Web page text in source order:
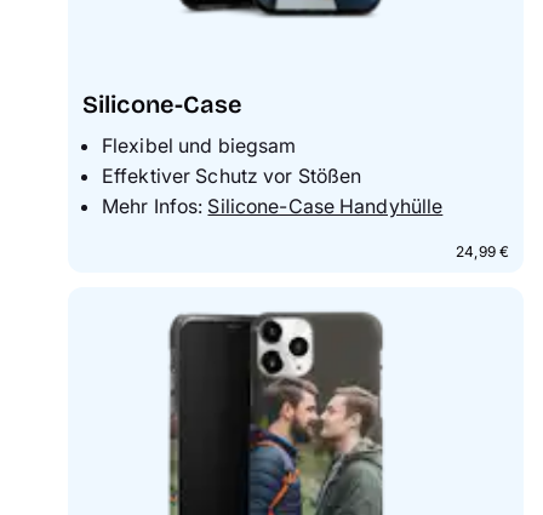
Silicone-Case
Flexibel und biegsam
Effektiver Schutz vor Stößen
Mehr Infos: Silicone-Case Handyhülle
24,99 €